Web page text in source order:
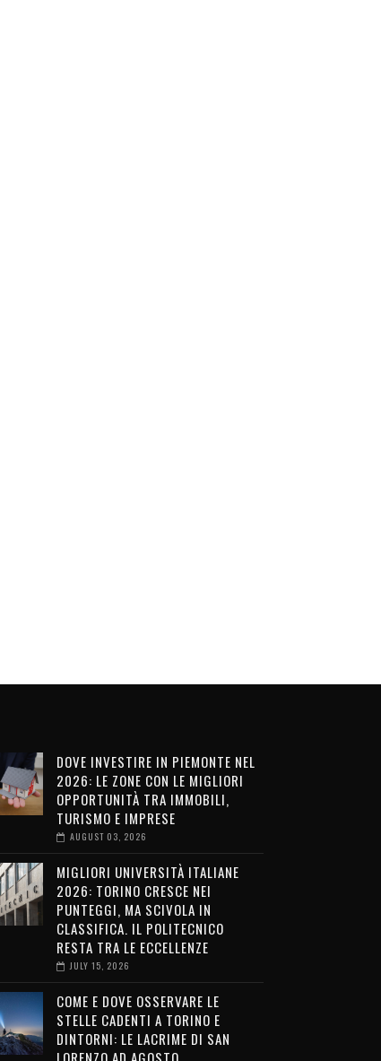
DOVE INVESTIRE IN PIEMONTE NEL
2026: LE ZONE CON LE MIGLIORI
OPPORTUNITÀ TRA IMMOBILI,
TURISMO E IMPRESE
AUGUST 03, 2026
MIGLIORI UNIVERSITÀ ITALIANE
2026: TORINO CRESCE NEI
PUNTEGGI, MA SCIVOLA IN
CLASSIFICA. IL POLITECNICO
RESTA TRA LE ECCELLENZE
JULY 15, 2026
COME E DOVE OSSERVARE LE
STELLE CADENTI A TORINO E
DINTORNI: LE LACRIME DI SAN